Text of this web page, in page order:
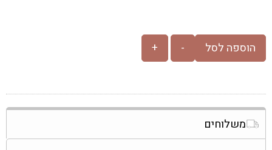
-
+ הוספה לסל
משלוחים